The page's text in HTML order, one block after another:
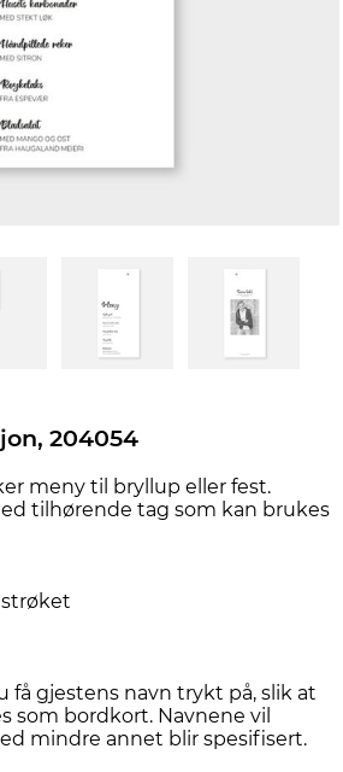
204054
meny til bryllup eller fest.
tilhørende tag som kan brukes
få gjestens navn trykt på, slik at
som bordkort. Navnene vil
mindre annet blir spesifisert.